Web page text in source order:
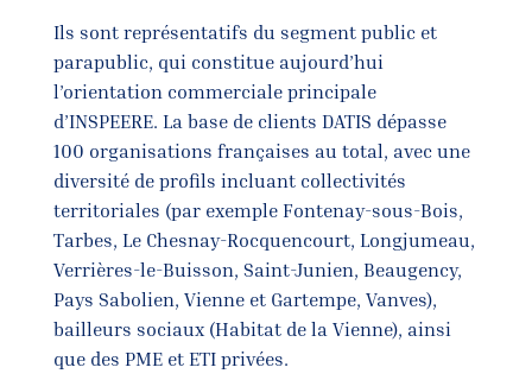
Ils sont représentatifs du segment public et
parapublic, qui constitue aujourd’hui
l’orientation commerciale principale
d’INSPEERE. La base de clients DATIS dépasse
100 organisations françaises au total, avec une
diversité de profils incluant collectivités
territoriales (par exemple Fontenay-sous-Bois,
Tarbes, Le Chesnay-Rocquencourt, Longjumeau,
Verrières-le-Buisson, Saint-Junien, Beaugency,
Pays Sabolien, Vienne et Gartempe, Vanves),
bailleurs sociaux (Habitat de la Vienne), ainsi
que des PME et ETI privées.